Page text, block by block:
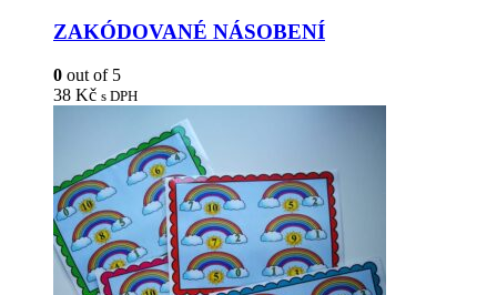
ZAKÓDOVANÉ NÁSOBENÍ
0 out of 5
38 Kč s DPH